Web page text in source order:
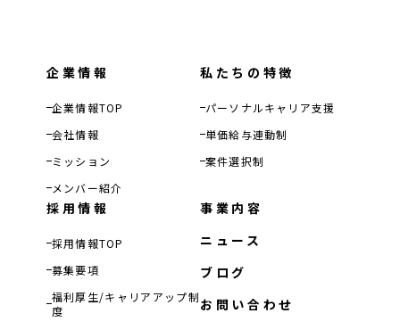
企業情報
企業情報TOP
会社情報
ミッション
メンバー紹介
私たちの特徴
パーソナルキャリア支援
単価給与連動制
案件選択制
採用情報
採用情報TOP
募集要項
福利厚生/キャリアアップ制
度
事業内容
ニュース
ブログ
お問い合わせ